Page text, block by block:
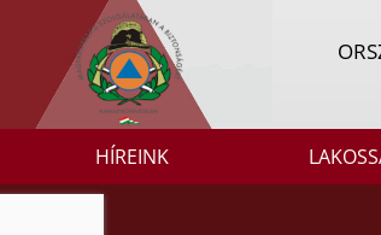
HÍREINK